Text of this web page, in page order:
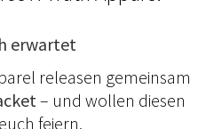
erwartet
releasen gemeinsam
– und wollen diesen
feiern.